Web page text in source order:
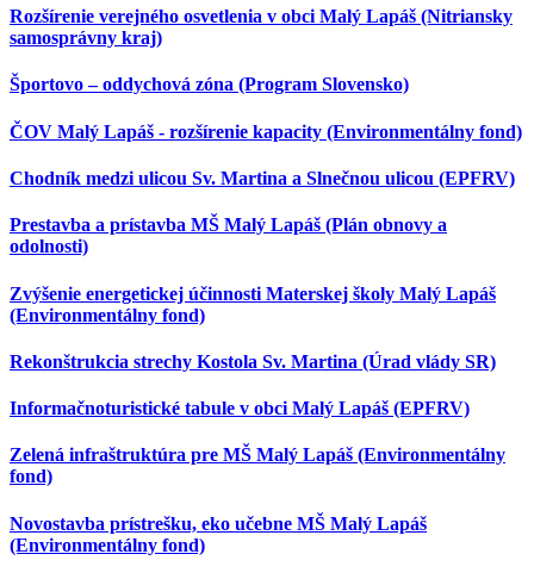
Rozšírenie verejného osvetlenia v obci Malý Lapáš (Nitriansky
samosprávny kraj)
Športovo – oddychová zóna (Program Slovensko)
ČOV Malý Lapáš - rozšírenie kapacity (Environmentálny fond)
Chodník medzi ulicou Sv. Martina a Slnečnou ulicou (EPFRV)
Prestavba a prístavba MŠ Malý Lapáš (Plán obnovy a
odolnosti)
Zvýšenie energetickej účinnosti Materskej školy Malý Lapáš
(Environmentálny fond)
Rekonštrukcia strechy Kostola Sv. Martina (Úrad vlády SR)
Informačnoturistické tabule v obci Malý Lapáš (EPFRV)
Zelená infraštruktúra pre MŠ Malý Lapáš (Environmentálny
fond)
Novostavba prístrešku, eko učebne MŠ Malý Lapáš
(Environmentálny fond)